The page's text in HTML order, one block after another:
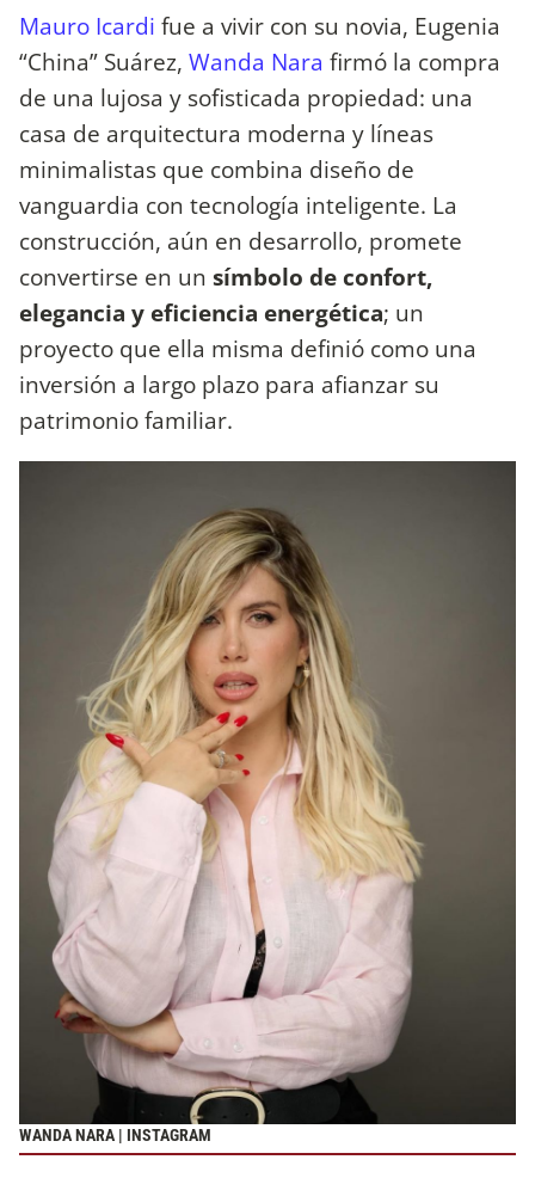
Mauro Icardi fue a vivir con su novia, Eugenia
“China” Suárez, Wanda Nara firmó la compra
de una lujosa y sofisticada propiedad: una
casa de arquitectura moderna y líneas
minimalistas que combina diseño de
vanguardia con tecnología inteligente. La
construcción, aún en desarrollo, promete
convertirse en un símbolo de confort,
elegancia y eficiencia energética; un
proyecto que ella misma definió como una
inversión a largo plazo para afianzar su
patrimonio familiar.
WANDA NARA | INSTAGRAM